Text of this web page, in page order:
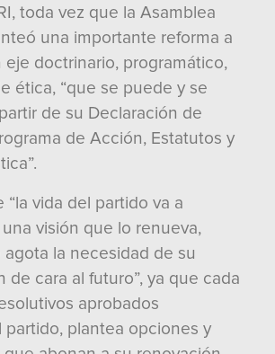
toda vez que la Asamblea
una importante reforma a
eje doctrinario, programático,
ética, “que se puede y se
de su Declaración de
de Acción, Estatutos y
“la vida del partido va a
visión que lo renueva,
la necesidad de su
de cara al futuro”, ya que cada
aprobados
partido, plantea opciones y